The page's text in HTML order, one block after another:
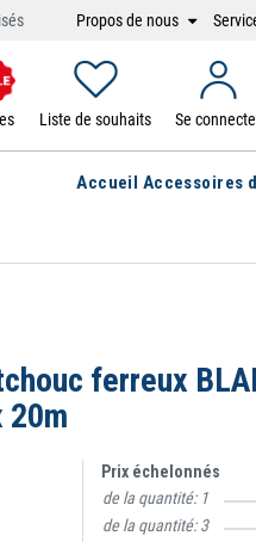
Propos de nous
Liste de souhaits Se
Accueil Accessoires
ferreux
20m
Prix échelonnés
de la quantité: 1
de la quantité:3